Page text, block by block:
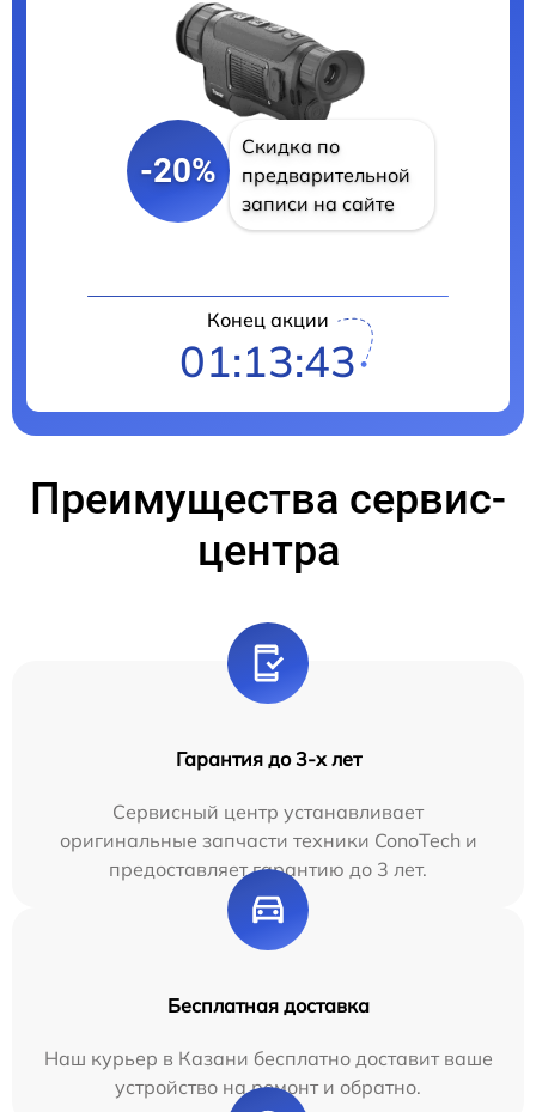
-20%
Скидка по
предварительной
записи на сайте
Конец акции
01:13:42
Преимущества сервис-
центра
Гарантия до 3-х лет
Сервисный центр устанавливает
оригинальные запчасти техники ConoTech и
предоставляет гарантию до 3 лет.
Бесплатная доставка
Наш курьер в Казани бесплатно доставит ваше
устройство на ремонт и обратно.